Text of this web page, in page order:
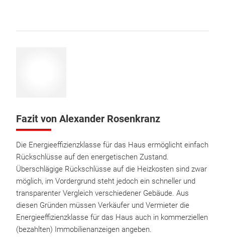
Fazit von Alexander Rosenkranz
Die Energieeffizienzklasse für das Haus ermöglicht einfach
Rückschlüsse auf den energetischen Zustand.
Überschlägige Rückschlüsse auf die Heizkosten sind zwar
möglich, im Vordergrund steht jedoch ein schneller und
transparenter Vergleich verschiedener Gebäude. Aus
diesen Gründen müssen Verkäufer und Vermieter die
Energieeffizienzklasse für das Haus auch in kommerziellen
(bezahlten) Immobilienanzeigen angeben.